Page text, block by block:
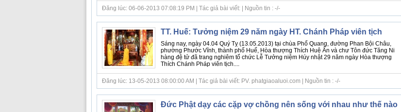
Đăng lúc: 06-06-2013 07:08:19 PM | Tác giả bài viết: | Nguồn tin : -/-
TT. Huế: Tưởng niệm 29 năm ngày HT. Chánh Pháp viên tịch
Sáng nay, ngày 04.04 Quý Tỵ (13.05.2013) tại chùa Phổ Quang, đường Phan Bội Châu,
phường Phước Vĩnh, thành phố Huế, Hòa thượng Thích Huệ Ấn và chư Tôn đức Tăng Ni
hàng đệ tử đã trang nghiêm tổ chức Lễ Tưởng niệm Húy nhật 29 năm ngày Hòa thượng
Thích Chánh Pháp viên tịch....
Đăng lúc: 13-05-2013 08:00:00 AM | Tác giả bài viết: PV. phatgiaoaluoi.com | Nguồn tin : -/-
Đức Phật dạy các cặp vợ chồng nên sống với nhau như thế nào